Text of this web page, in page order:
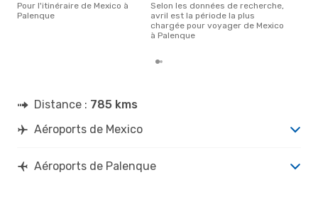
Pour l'itinéraire de Mexico à
Palenque
Selon les données de recherche,
avril est la période la plus
chargée pour voyager de Mexico
à Palenque
Distance : 785 kms
Aéroports de Mexico
Aéroports de Palenque